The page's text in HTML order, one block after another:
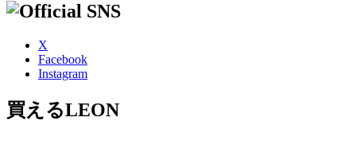
X
Facebook
Instagram
買えるLEON